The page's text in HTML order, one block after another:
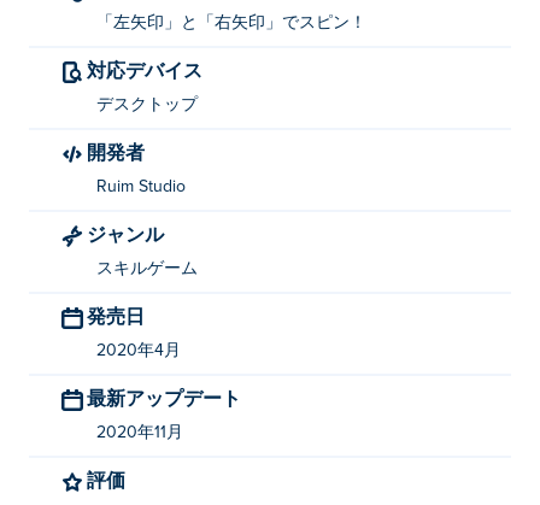
「左矢印」と「右矢印」でスピン！
対応デバイス
デスクトップ
開発者
Ruim Studio
ジャンル
スキルゲーム
発売日
2020年4月
最新アップデート
2020年11月
評価